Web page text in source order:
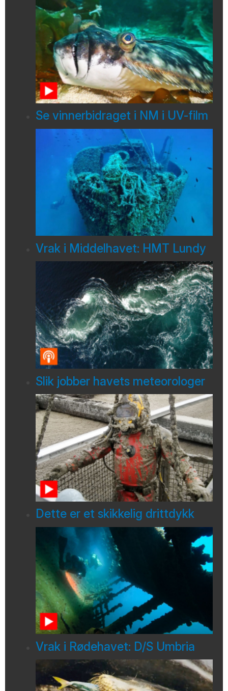
Se vinnerbidraget i NM i UV-film
Vrak i Middelhavet: HMT Lundy
Slik jobber havets meteorologer
Dette er et skikkelig drittdykk
Vrak i Rødehavet: D/S Umbria